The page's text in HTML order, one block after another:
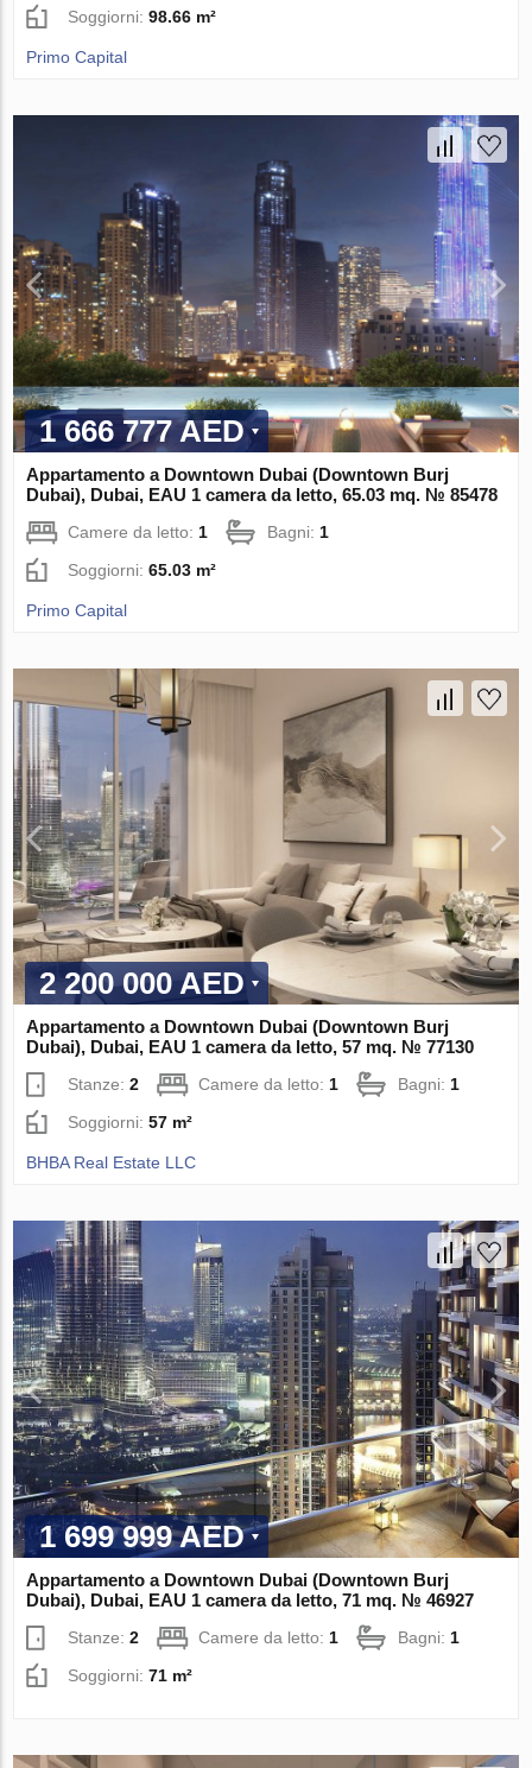
Soggiorni:98.66 m²
Primo Capital
1 666 777 AED
Appartamento a Downtown Dubai (Downtown Burj
Dubai), Dubai, EAU 1 camera da letto, 65.03 mq. № 85478
Camere da letto: 1 Bagni: 1
Soggiorni:65.03 m²
Primo Capital
2 200 000 AED
Appartamento a Downtown Dubai (Downtown Burj
Dubai), Dubai, EAU 1 camera da letto, 57 mq. № 77130
Stanze:2 Camere da letto:1 Bagni:1
Soggiorni:57 m²
BHBA Real Estate LLC
1 699 999 AED
Appartamento a Downtown Dubai (Downtown Burj
Dubai), Dubai, EAU 1 camera da letto, 71 mq. № 46927
Stanze:2 Camere da letto: 1 Bagni: 1
Soggiorni:71 m²